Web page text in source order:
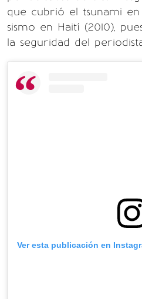
que cubrió el tsunami
sismo en Haití (2010),
la seguridad del
Ver esta publicación en